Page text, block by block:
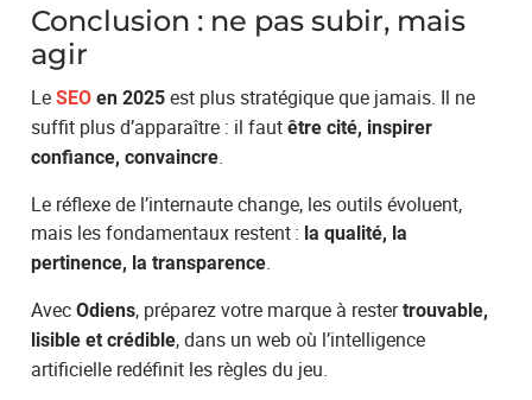
Conclusion : ne pas subir, mais
agir
LeSEO en 2025 est plus stratégique que jamais. Il ne
suffit plus d’apparaître : il fautêtre cité, inspirer
confiance, convaincre.
Le réflexe de l’internaute change, les outils évoluent,
mais les fondamentaux restent : la qualité, la
pertinence, la transparence.
AvecOdiens, préparez votre marque à restertrouvable,
lisible et crédible, dans un web où l’intelligence
artificielle redéfinit les règles du jeu.